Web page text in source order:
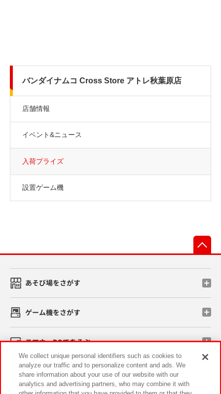
バンダイナムコ Cross Store アトレ秋葉原店
店舗情報
イベント&ニュース
入荷プライズ
設置ゲーム機
あそび場をさがす
ゲーム機をさがす
スマホ・PCであそぶ
イベント・キャンペーン
We collect unique personal identifiers such as cookies to
analyze our traffic and to personalize content and ads. We
share information about your use of our website with our
analytics and advertising partners, who may combine it with